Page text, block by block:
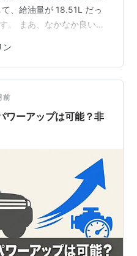
、給油量が 18.51L だっ
。 まあ、なかなか良いか
ねぇ。 ガソリンも 150
もですが・・・まあ、こ
イランの戦争が終われ
しょうかねぇ。
ン
前
ワーアップは可能？非